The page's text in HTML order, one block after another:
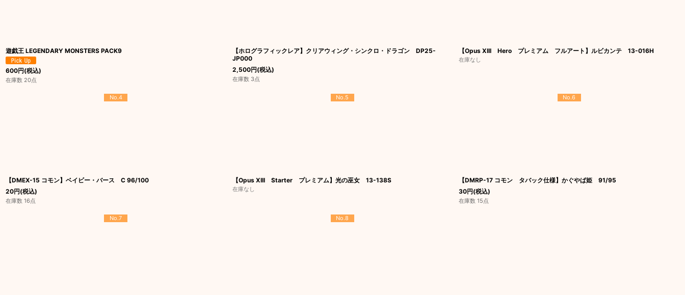
遊戯王 LEGENDARY MONSTERS PACK9
600円(税込)
在庫数 20点
【ホログラフィックレア】クリアウィング・シンクロ・ドラゴン DP25-
JP000
2,500円(税込)
在庫数 3点
【Opus XIII Hero プレミアム フルアート】ルビカンテ 13-016H
在庫なし
No.4
【DMEX-15 コモン】ベイビー・バース C 96/100
20円(税込)
在庫数 16点
No.5
【Opus XIII Starter プレミアム】光の巫女 13-138S
在庫なし
No.6
【DMRP-17 コモン タバック仕様】かぐやば姫 91/95
30円(税込)
在庫数 15点
No.7 No.8